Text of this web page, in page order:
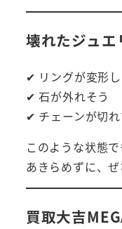
壊れたジュ
✔ リングが変形
✔ 石が外れそう
✔ チェーンが切
このような状態で
あきらめずに、
買取大吉